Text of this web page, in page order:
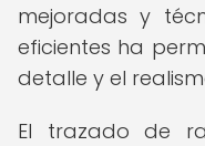
mejoradas y
eficientes ha
detalle y el
El trazado de